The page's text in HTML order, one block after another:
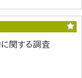
関する調査